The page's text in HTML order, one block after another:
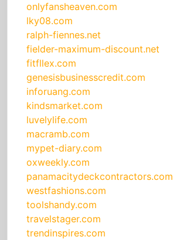
onlyfansheaven.com
lky08.com
ralph-fiennes.net
fielder-maximum-discount.net
fitfllex.com
genesisbusinesscredit.com
inforuang.com
kindsmarket.com
luvelylife.com
macramb.com
mypet-diary.com
oxweekly.com
panamacitydeckcontractors.com
westfashions.com
toolshandy.com
travelstager.com
trendinspires.com